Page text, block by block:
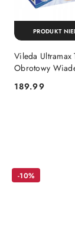
Vileda Ultramax
Obrotowy
Cena:
189.99
PRODUKT
Pomiń
-10%